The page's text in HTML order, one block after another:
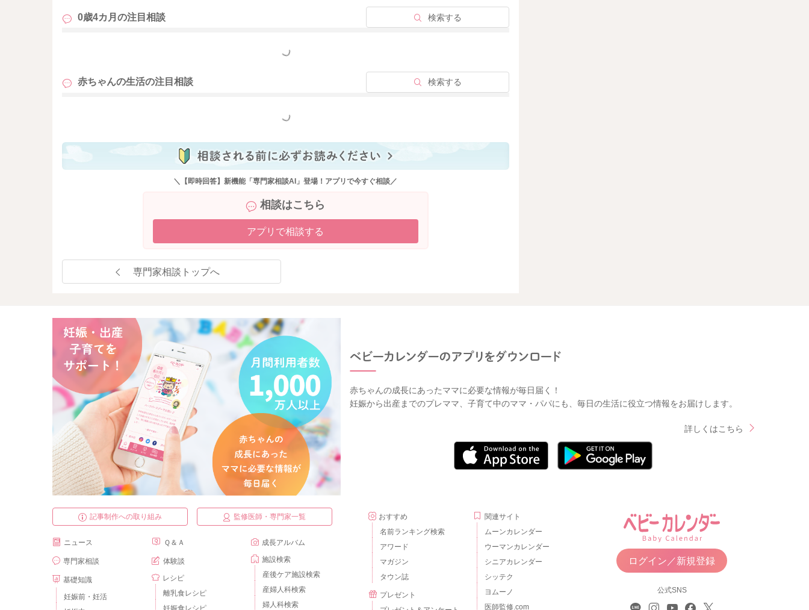
0歳4カ月の注目相談 検索する
もっと見る
赤ちゃんの生活の注目相談 検索する
もっと見る
＼【即時回答】新機能「専門家相談AI」登場！アプリで今すぐ相談／
相談はこちら
アプリで相談する
専門家相談トップへ
赤ちゃんの成長にあったママに必要な情報が毎日届く！
妊娠から出産までのプレママ、子育て中のママ・パパにも、毎日の生活に役立つ情報をお届けします。
詳しくはこちら
記事制作への取り組み 監修医師・専門家一覧
ニュース
専門家相談
基礎知識
妊娠前・妊活
Ｑ＆Ａ
体験談
レシピ
離乳食レシピ
妊娠食レシピ
成長アルバム
施設検索
産後ケア施設検索
産婦人科検索
婦人科検索
おすすめ
名前ランキング検索
アワード
マガジン
タウン誌
プレゼント
関連サイト
ムーンカレンダー
ウーマンカレンダー
シニアカレンダー
シッテク
ヨムーノ
医師監修.com
ログイン／新規登録
公式SNS